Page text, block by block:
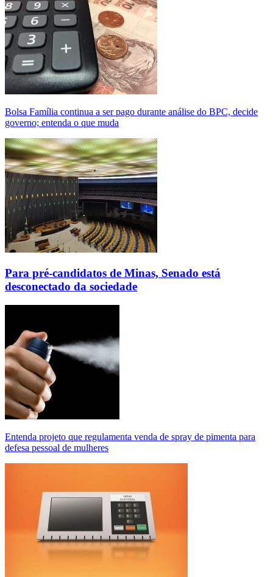
Bolsa Família continua a ser pago durante análise do BPC, decide
governo; entenda o que muda
Para pré-candidatos de Minas, Senado está
desconectado da sociedade
Entenda projeto que regulamenta venda de spray de pimenta para
defesa pessoal de mulheres